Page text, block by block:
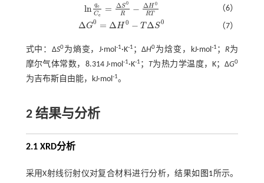
ln qe
Ce
= ΔS0
R − ΔH 0
RT
lnqeC e=Δ S0R- ΔH 0RT （6）
ΔG0 = ΔH 0 − TΔS0
ΔG0= ΔH 0-TΔS 0 （7）
式中：ΔS0为熵变，J·mol-1·K-1 ；ΔH0为焓变，kJ·mol -1 ； R为
摩尔气体常数，8.314 J·mol -1·K-1 ； T为热力学温度，K；ΔG0
为吉布斯自由能，kJ·mol -1。
2 结果与分析
2.1 XRD分析
采用X射线衍射仪对复合材料进行分析，结果如 图1所示。